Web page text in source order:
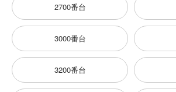
2700番台
3000番台
3200番台